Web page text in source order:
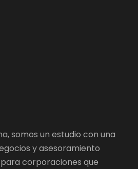
somos un estudio con una
y asesoramiento
corporaciones que